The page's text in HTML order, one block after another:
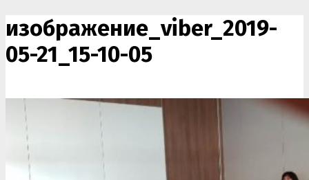
изображение_viber_2019-
05-21_15-10-05